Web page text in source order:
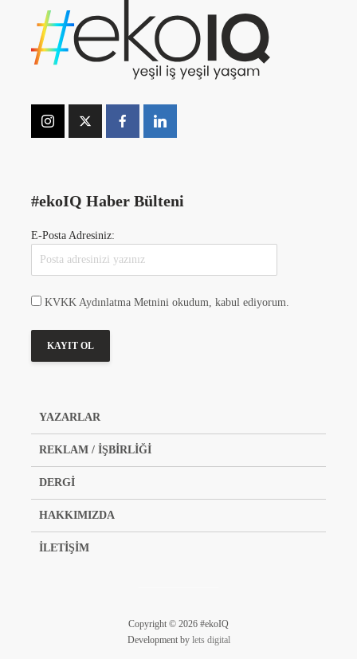
#ekoIQ Haber Bülteni
E-Posta Adresiniz:
KVKK Aydınlatma Metnini okudum, kabul ediyorum.
YAZARLAR
REKLAM / İŞBİRLİĞİ
DERGİ
HAKKIMIZDA
İLETİŞİM
Copyright © 2026 #ekoIQ
Development by lets digital